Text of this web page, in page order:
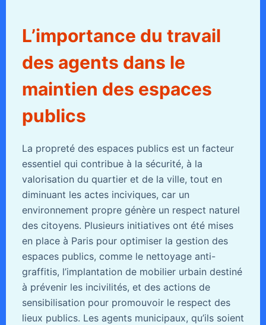
L’importance du travail
des agents dans le
maintien des espaces
publics
La propreté des espaces publics est un facteur
essentiel qui contribue à la sécurité, à la
valorisation du quartier et de la ville, tout en
diminuant les actes inciviques, car un
environnement propre génère un respect naturel
des citoyens. Plusieurs initiatives ont été mises
en place à Paris pour optimiser la gestion des
espaces publics, comme le nettoyage anti-
graffitis, l’implantation de mobilier urbain destiné
à prévenir les incivilités, et des actions de
sensibilisation pour promouvoir le respect des
lieux publics. Les agents municipaux, qu’ils soient